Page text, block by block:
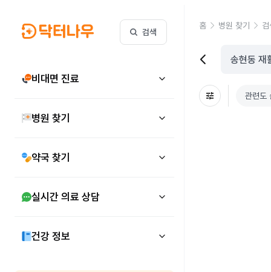
검색
비대면 진료
병원 찾기
약국 찾기
실시간 의료 상담
건강 정보
홈 병원 찾기
관련도